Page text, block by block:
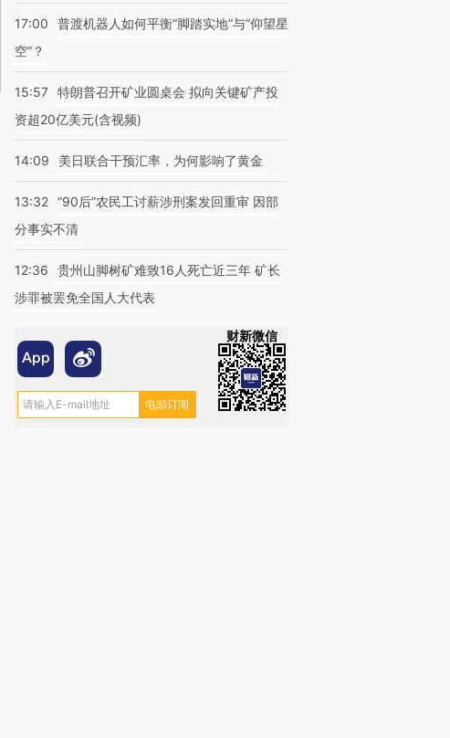
“入侵”还是“人道危
17:00
普渡机器人如何平衡“脚踏实地”与“仰望星
空”？
15:57 特朗普召开矿业圆桌会 拟向关键矿产投
资超20亿美元(含视频)
14:09 美日联合干预汇率，为何影响了黄金
13:32 “90后”农民工讨薪涉刑案发回重审 因部
分事实不清
12:36
贵州山脚树矿难致16人死亡近三年 矿长
涉罪被罢免全国人大代表
财新微信